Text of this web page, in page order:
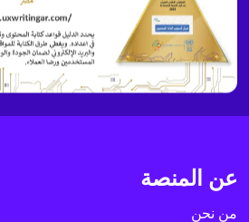
عن المنصة
من نحن